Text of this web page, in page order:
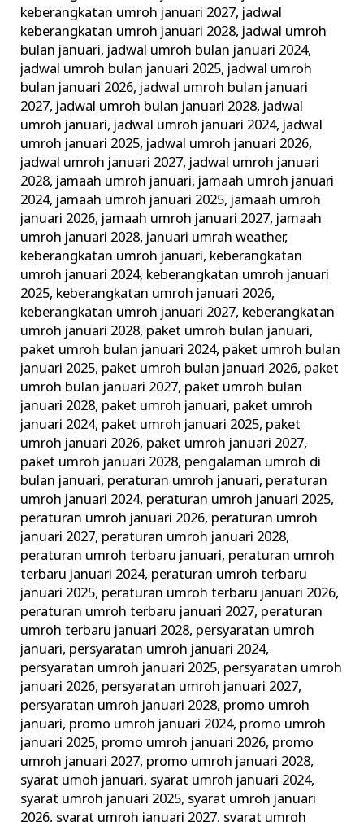
keberangkatan umroh januari 2027, jadwal
keberangkatan umroh januari 2028, jadwal umroh
bulan januari, jadwal umroh bulan januari 2024,
jadwal umroh bulan januari 2025, jadwal umroh
bulan januari 2026, jadwal umroh bulan januari
2027, jadwal umroh bulan januari 2028, jadwal
umroh januari, jadwal umroh januari 2024, jadwal
umroh januari 2025, jadwal umroh januari 2026,
jadwal umroh januari 2027, jadwal umroh januari
2028, jamaah umroh januari, jamaah umroh januari
2024, jamaah umroh januari 2025, jamaah umroh
januari 2026, jamaah umroh januari 2027, jamaah
umroh januari 2028, januari umrah weather,
keberangkatan umroh januari, keberangkatan
umroh januari 2024, keberangkatan umroh januari
2025, keberangkatan umroh januari 2026,
keberangkatan umroh januari 2027, keberangkatan
umroh januari 2028, paket umroh bulan januari,
paket umroh bulan januari 2024, paket umroh bulan
januari 2025, paket umroh bulan januari 2026, paket
umroh bulan januari 2027, paket umroh bulan
januari 2028, paket umroh januari, paket umroh
januari 2024, paket umroh januari 2025, paket
umroh januari 2026, paket umroh januari 2027,
paket umroh januari 2028, pengalaman umroh di
bulan januari, peraturan umroh januari, peraturan
umroh januari 2024, peraturan umroh januari 2025,
peraturan umroh januari 2026, peraturan umroh
januari 2027, peraturan umroh januari 2028,
peraturan umroh terbaru januari, peraturan umroh
terbaru januari 2024, peraturan umroh terbaru
januari 2025, peraturan umroh terbaru januari 2026,
peraturan umroh terbaru januari 2027, peraturan
umroh terbaru januari 2028, persyaratan umroh
januari, persyaratan umroh januari 2024,
persyaratan umroh januari 2025, persyaratan umroh
januari 2026, persyaratan umroh januari 2027,
persyaratan umroh januari 2028, promo umroh
januari, promo umroh januari 2024, promo umroh
januari 2025, promo umroh januari 2026, promo
umroh januari 2027, promo umroh januari 2028,
syarat umoh januari, syarat umroh januari 2024,
syarat umroh januari 2025, syarat umroh januari